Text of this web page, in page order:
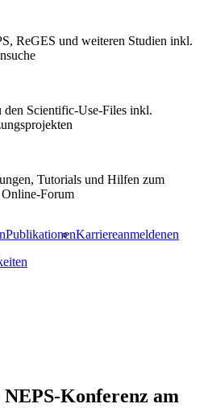
ReGES und weiteren Studien inkl.
den Scientific-Use-Files inkl.
Tutorials und Hilfen zum
Forum
PublikationenKarriereanmeldenen
Konferenz am